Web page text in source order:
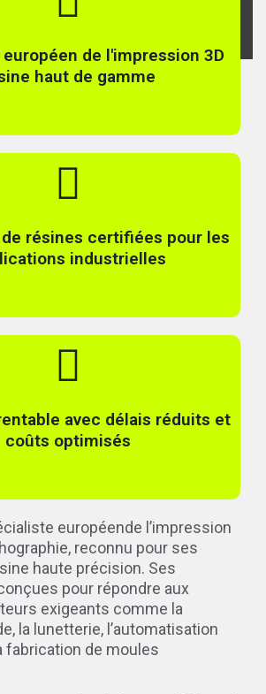
de l'impression 3D
haut de gamme
résines certifiées pour les
industrielles
avec délais réduits et
coûts optimisés
européende l’impression
reconnu pour ses
haute précision. Ses
pour répondre aux
exigeants comme la
la lunetterie, l’automatisation
fabrication de moules